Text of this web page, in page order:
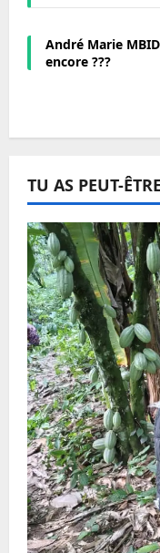
André Marie
encore ???
TU AS PEUT-